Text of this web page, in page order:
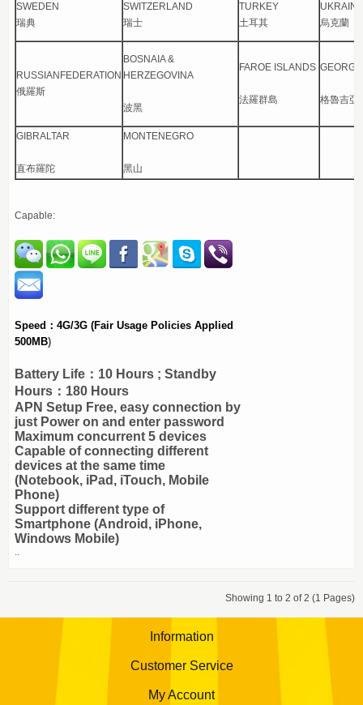
SWEDEN
瑞典
SWITZERLAND
瑞士
TURKEY
土耳其
UKRAINE
烏克蘭
RUSSIANFEDERATION
俄羅斯
BOSNAIA &
HERZEGOVINA
波黑
FAROE ISLANDS
法羅群島 格魯吉亞
GIBRALTAR
直布羅陀
MONTENEGRO
黑山
Capable:
Speed：4G/3G (Fair Usage Policies Applied
500MB)
Battery Life：10 Hours ; Standby
Hours：180 Hours
APN Setup Free, easy connection by
just Power on and enter password
Maximum concurrent 5 devices
Capable of connecting different
devices at the same time
(Notebook, iPad, iTouch, Mobile
Phone)
Support different type of
Smartphone (Android, iPhone,
Windows Mobile)
..
Showing 1 to 2 of 2 (1 Pages)
Information
Customer Service
My Account